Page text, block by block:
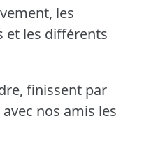
les
et les différents
finissent par
nos amis les